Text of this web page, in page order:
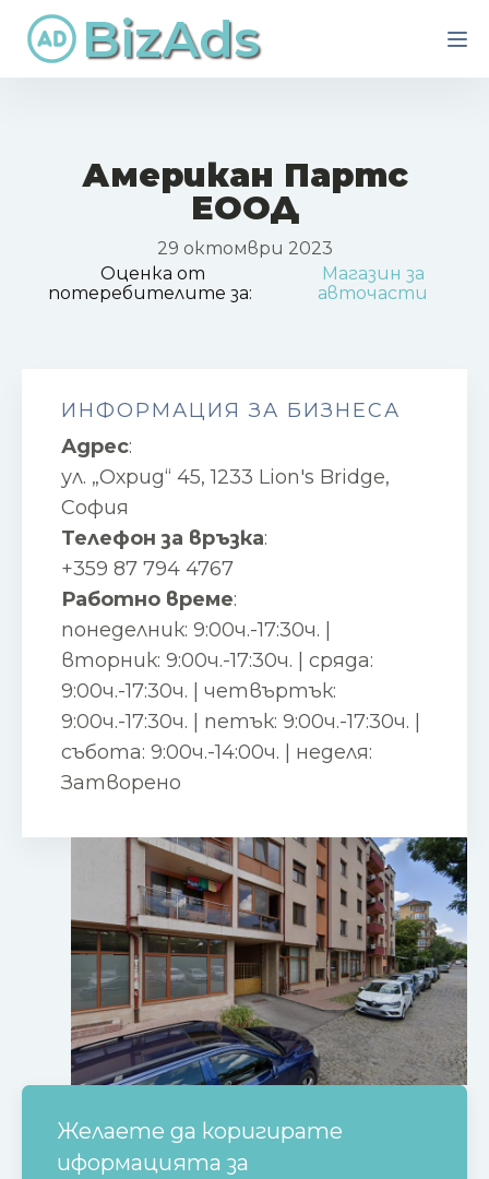
BizAds
Американ Партс
ЕООД
29 октомври 2023
Оценка от
потеребителите за:
Магазин за
авточасти
ИНФОРМАЦИЯ ЗА БИЗНЕСА
Адрес:
ул. „Охрид“ 45, 1233 Lion's Bridge,
София
Телефон за връзка:
+359 87 794 4767
Работно време:
понеделник: 9:00ч.-17:30ч. |
вторник: 9:00ч.-17:30ч. | сряда:
9:00ч.-17:30ч. | четвъртък:
9:00ч.-17:30ч. | петък: 9:00ч.-17:30ч. |
събота: 9:00ч.-14:00ч. | неделя:
Затворено
Желаете да коригирате
иформацията за